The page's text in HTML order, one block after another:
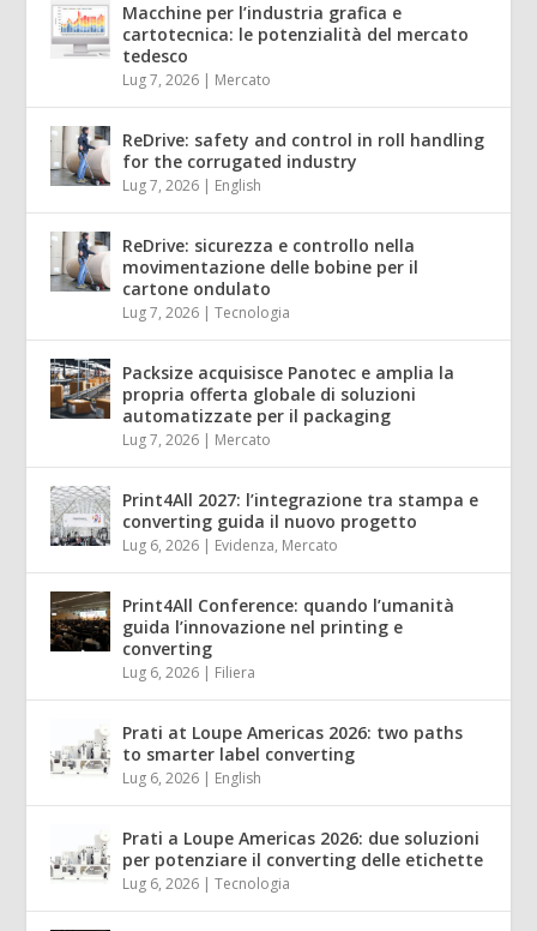
Macchine per l’industria grafica e
cartotecnica: le potenzialità del mercato
tedesco
Lug 7, 2026 | Mercato
ReDrive: safety and control in roll handling
for the corrugated industry
Lug 7, 2026 | English
ReDrive: sicurezza e controllo nella
movimentazione delle bobine per il
cartone ondulato
Lug 7, 2026 |Tecnologia
Packsize acquisisce Panotec e amplia la
propria offerta globale di soluzioni
automatizzate per il packaging
Lug 7, 2026 | Mercato
Print4All 2027: l’integrazione tra stampa e
converting guida il nuovo progetto
Lug 6, 2026 | Evidenza, Mercato
Print4All Conference: quando l’umanità
guida l’innovazione nel printing e
converting
Lug 6, 2026 | Filiera
Prati at Loupe Americas 2026: two paths
to smarter label converting
Lug 6, 2026 | English
Prati a Loupe Americas 2026: due soluzioni
per potenziare il converting delle etichette
Lug 6, 2026 |Tecnologia